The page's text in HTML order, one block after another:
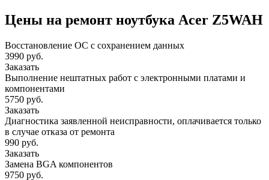
Цены на ремонт ноутбука Acer Z5WAH
Восстановление ОС с сохранением данных
3990 руб.
Заказать
Выполнение нештатных работ с электронными платами и
компонентами
5750 руб.
Заказать
Диагностика заявленной неисправности, оплачивается только
в случае отказа от ремонта
990 руб.
Заказать
Замена BGA компонентов
9750 руб.